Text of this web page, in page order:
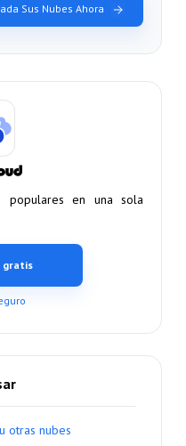
Sus Nubes Ahora
populares en una sola
gratis
otras nubes